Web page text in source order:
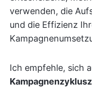
verwenden, die
und die Effizienz
Ich empfehle, sich